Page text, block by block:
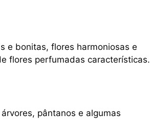
e bonitas, flores harmoniosas e
flores perfumadas características.
pântanos e algumas